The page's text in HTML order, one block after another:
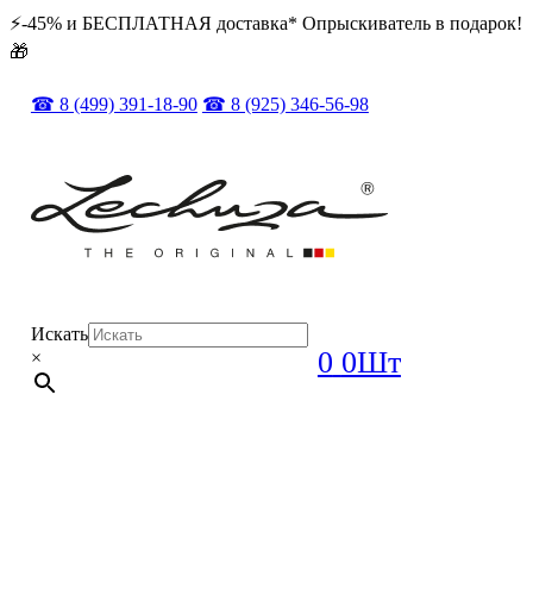
⚡️️-45% и БЕСПЛАТНАЯ доставка* Опрыскиватель в подарок!
🎁
☎ 8 (499) 391-18-90 ☎ 8 (925) 346-56-98
Искать
×
0 0Шт